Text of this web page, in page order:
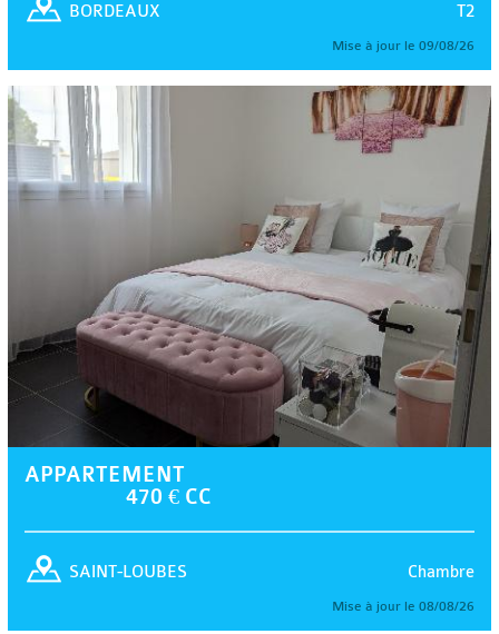
T2
BORDEAUX
Mise à jour le 09/08/26
APPARTEMENT
470 € CC
Chambre
SAINT-LOUBES
Mise à jour le 08/08/26